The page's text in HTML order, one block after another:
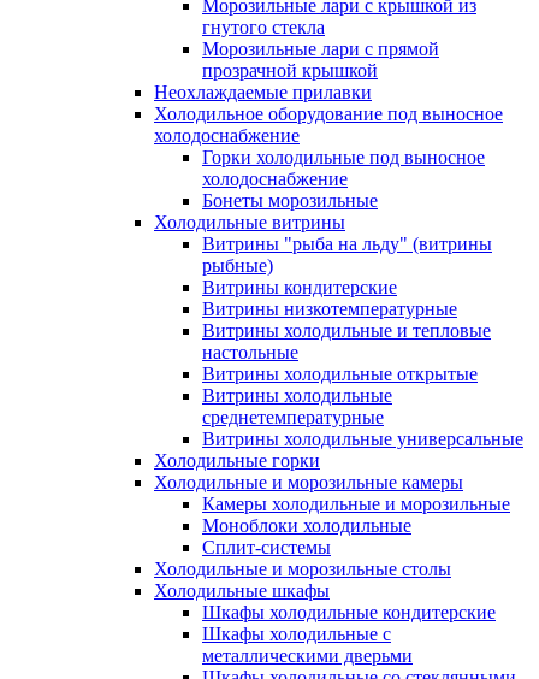
Морозильные лари с крышкой из
гнутого стекла
Морозильные лари с прямой
прозрачной крышкой
Неохлаждаемые прилавки
Холодильное оборудование под выносное
холодоснабжение
Горки холодильные под выносное
холодоснабжение
Бонеты морозильные
Холодильные витрины
Витрины "рыба на льду" (витрины
рыбные)
Витрины кондитерские
Витрины низкотемпературные
Витрины холодильные и тепловые
настольные
Витрины холодильные открытые
Витрины холодильные
среднетемпературные
Витрины холодильные универсальные
Холодильные горки
Холодильные и морозильные камеры
Камеры холодильные и морозильные
Моноблоки холодильные
Сплит-системы
Холодильные и морозильные столы
Холодильные шкафы
Шкафы холодильные кондитерские
Шкафы холодильные с
металлическими дверьми